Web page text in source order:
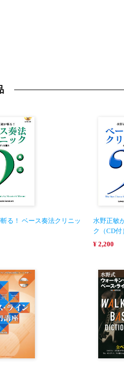
る！ ベース奏法クリニッ
水野正敏
ク（CD付
¥ 2,200